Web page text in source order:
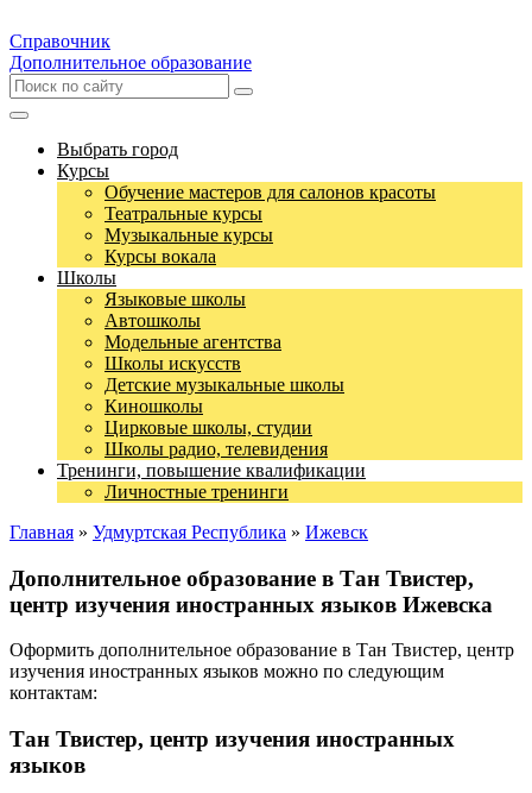
Справочник
Дополнительное образование
Выбрать город
Курсы
Обучение мастеров для салонов красоты
Театральные курсы
Музыкальные курсы
Курсы вокала
Школы
Языковые школы
Автошколы
Модельные агентства
Школы искусств
Детские музыкальные школы
Киношколы
Цирковые школы, студии
Школы радио, телевидения
Тренинги, повышение квалификации
Личностные тренинги
Главная » Удмуртская Республика » Ижевск
Дополнительное образование в Тан Твистер,
центр изучения иностранных языков Ижевска
Оформить дополнительное образование в Тан Твистер, центр
изучения иностранных языков можно по следующим
контактам:
Тан Твистер, центр изучения иностранных
языков